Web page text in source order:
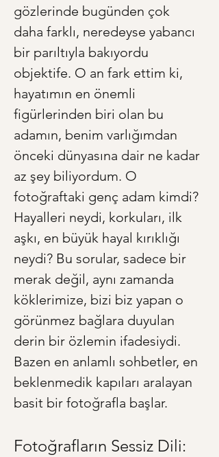
gözlerinde bugünden çok
daha farklı, neredeyse yabancı
bir parıltıyla bakıyordu
objektife. O an fark ettim ki,
hayatımın en önemli
figürlerinden biri olan bu
adamın, benim varlığımdan
önceki dünyasına dair ne kadar
az şey biliyordum. O
fotoğraftaki genç adam kimdi?
Hayalleri neydi, korkuları, ilk
aşkı, en büyük hayal kırıklığı
neydi? Bu sorular, sadece bir
merak değil, aynı zamanda
köklerimize, bizi biz yapan o
görünmez bağlara duyulan
derin bir özlemin ifadesiydi.
Bazen en anlamlı sohbetler, en
beklenmedik kapıları aralayan
basit bir fotoğrafla başlar.
Fotoğrafların Sessiz Dili: